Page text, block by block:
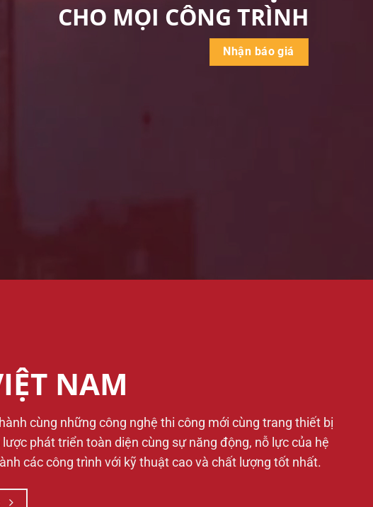
CHO MỌI CÔNG TRÌNH
Nhận báo giá
NAM
cùng những công nghệ thi công mới cùng trang thiết bị
phát triển toàn diện cùng sự năng động, nỗ lực của hệ
các công trình với kỹ thuật cao và chất lượng tốt nhất.